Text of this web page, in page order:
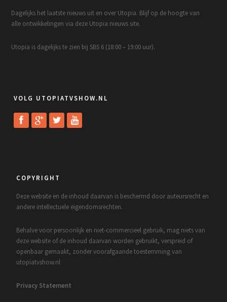
Dagelijks het laatste nieuws uit en over Utopia. Blijf op de hoogte van
alle ontwikkelingen via deze Utopia nieuws site.
Utopia is dagelijks te zien bij SBS 6 (18:00 – 19:00 uur).
VOLG UTOPIATVSHOW.NL
COPYRIGHT
Deze website en de inhoud daarvan is beschermd door auteursrecht en
andere intellectuele eigendomsrechten.
Behalve voor persoonlijk en niet-commercieel gebruik, mag niets van
deze website of de inhoud daarvan worden gebruikt, verspreid of
openbaar gemaakt, zonder voorafgaande toestemming van
utopiatvshow.nl
Privacy Statement